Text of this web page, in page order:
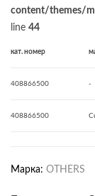
content/themes/
line 44
кат. номер
408866500 -
408866500
Марка: OTHERS